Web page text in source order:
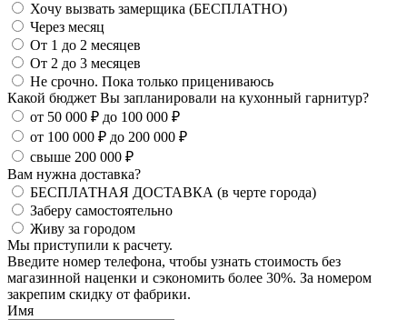
Хочу вызвать замерщика (БЕСПЛАТНО)
Через месяц
От 1 до 2 месяцев
От 2 до 3 месяцев
Не срочно. Пока только прицениваюсь
Какой бюджет Вы запланировали на кухонный гарнитур?
от 50 000 ₽ до 100 000 ₽
от 100 000 ₽ до 200 000 ₽
свыше 200 000 ₽
Вам нужна доставка?
БЕСПЛАТНАЯ ДОСТАВКА (в черте города)
Заберу самостоятельно
Живу за городом
Мы приступили к расчету.
Введите номер телефона, чтобы узнать стоимость без
магазинной наценки и сэкономить более 30%. За номером
закрепим скидку от фабрики.
Имя